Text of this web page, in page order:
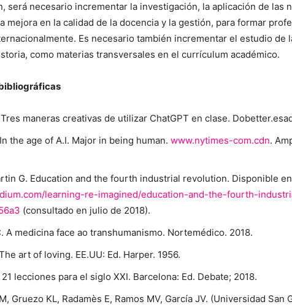
será necesario incrementar la investigación, la aplicación de las
mejora en la calidad de la docencia y la gestión, para formar
Es necesario también incrementar el estudio de
como materias transversales en el currículum académico.
maneras creativas de utilizar ChatGPT en clase.
the age of A.I. Major in being human. www.nytimes-com.cdn.
G. Education and the fourth industrial revolution. Disponible
learning-re-imagined/education-and-the-fourth-
(consultado en julio de 2018).
A medicina face ao transhumanismo. Nortemédico. 2018.
art of loving. EE.UU: Ed. Harper. 1956.
lecciones para el siglo XXI. Barcelona: Ed. Debate; 2018.
Gruezo KL, Radamès E, Ramos MV, García JV. (Universidad San